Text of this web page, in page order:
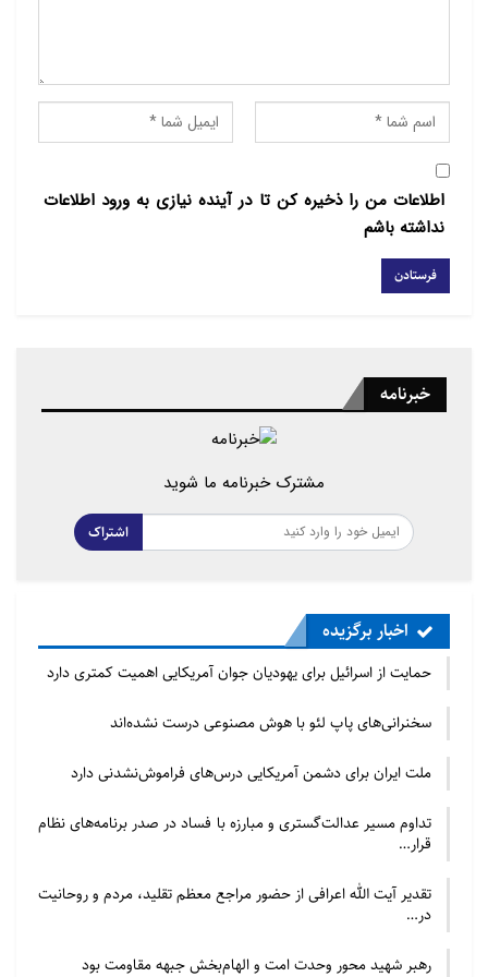
کمتری…
بر اساس گزارش این سازمان، کرانه باختری از ابتدای جنگ
در غزه شاهد افزایش شدید خشونت‌ها و افزایش
حدود سه میلیون فلسطینی در کرانه باختری زندگی
رسمیت می‌شناسد اما طبق قوانین بین‌المللی غیر قانونی
به حساب می‌آیند.
شهرک‌نشین اعمال کرد که اکنون از ورود به خاک آمریکا
منع شده‌اند.
همچنین، اورسولا فون در لاین، رئیس کمیسیون اروپا، از
اعمال تحریم‌ها علیه برخی شهرک‌نشینان به اصطلاح
افراطی در کرانه باختری حمایت کرد.
دیوید کامرون، وزیر امور خارجه انگلیس نیز اعلام کرد که
کشورش تصمیم گرفته است ورود شهرک‌نشینانی را که در
خشونت علیه فلسطینیان در کرانه باختری دخالت دارند،
ممنوع کند.
اطلاعات من را ذخیره کن تا در آینده نیازی به ورود اطلاعات
نداشته باشم
خبرنامه
مشترک خبرنامه ما شوید
اشتراک
اخبار برگزیده
حمایت از اسرائیل برای یهودیان جوان آمریکایی اهمیت کمتری دارد
سخنرانی‌های پاپ لئو با هوش مصنوعی درست نشده‌اند
ملت ایران برای دشمن آمریکایی درس‌های فراموش‌نشدنی دارد
تداوم مسیر عدالت‌گستری و مبارزه با فساد در صدر برنامه‌های نظام
قرار…
تقدیر آیت الله اعرافی از حضور مراجع معظم تقلید، مردم و روحانیت
در…
رهبر شهید محور وحدت امت و الهام‌بخش جبهه مقاومت بود